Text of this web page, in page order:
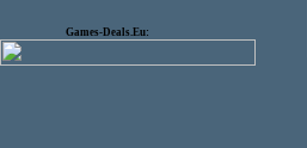
Games-Deals.Eu: